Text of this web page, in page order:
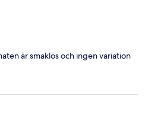
är smaklös och ingen variation